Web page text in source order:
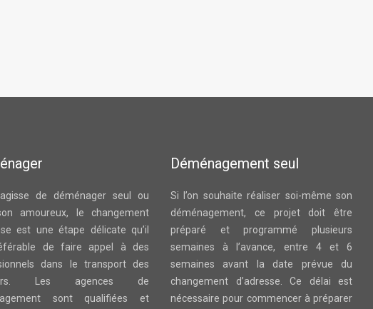
de déménager seul ou
amoureux, le changement
est une étape délicate qu’il
de faire appel à des
dans le transport des
Les agences de
sont qualifiées et
Déménagement seul
Si l’on souhaite réaliser soi-même son
déménagement, ce projet doit être
préparé et programmé plusieurs
semaines à l’avance, entre 4 et 6
semaines avant la date prévue du
changement d’adresse. Ce délai est
nécessaire pour commencer à préparer